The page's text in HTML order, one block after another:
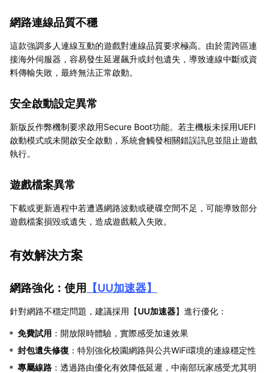
網路連線品質不穩
這款強調多人連線互動的遊戲對連線品質要求極高。由於需跨區連
接海外伺服器，容易發生延遲飆升或封包遺失，導致連線中斷或資
料傳輸失敗，最終無法正常啟動。
安全啟動設定異常
新版反作弊機制要求啟用Secure Boot功能。若主機板未採用UEFI
啟動模式或未開啟安全啟動，系統會觸發相關錯誤訊息並阻止遊戲
執行。
遊戲檔案異常
下載或更新過程中若遭遇網路波動或硬碟空間不足，可能導致部分
遊戲檔案損毀或遺失，造成遊戲載入失敗。
有效解決方案
網路強化：使用 【UU加速器】
針對網路不穩定問題，建議採用【UU加速器】進行優化：
免費試用 ：開放限時體驗，實際感受加速效果
封包遺失修復 ：特別強化校園網路與公共WiFi環境的連線穩定性
專屬線路 ：透過路由優化有效降低延遲，中南部玩家感受尤其明